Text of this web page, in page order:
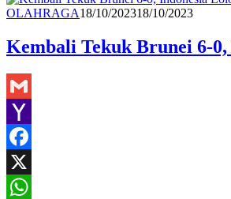
OLAHRAGAHasan
18/10/202318/10/2023
Kembali Tekuk Brunei 6-0,
Gmail
Yahoo
Mail
Facebook
X